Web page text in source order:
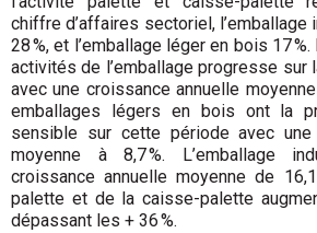
chiffre d’affaires sectoriel,
28 %, et l’emballage léger en bois 17
activités de l’emballage progresse sur
avec une croissance annuelle
emballages légers en bois ont la
sensible sur cette période avec une
moyenne à 8,7 %. L’emballage
croissance annuelle moyenne de
palette et de la caisse-palette
dépassant les + 36 %.